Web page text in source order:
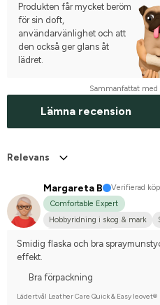
Produkten får mycket beröm
för sin doft,
användarvänlighet och att
den också ger glans åt
lädret.
Sammanfattat med
Lämna recension
Relevans
Margareta B
Verifierad
Comfortable Expert
Hobbyridning i skog & mark
Smidig flaska och bra
effekt.
Bra förpackning
Lädertvål Leather Care Quick & Easy leovet®